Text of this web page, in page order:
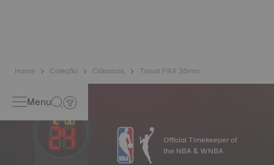
Home Coleção Clássicos Tissot PRX 35mm
Menu
Official Timekeeper of
the NBA & WNBA